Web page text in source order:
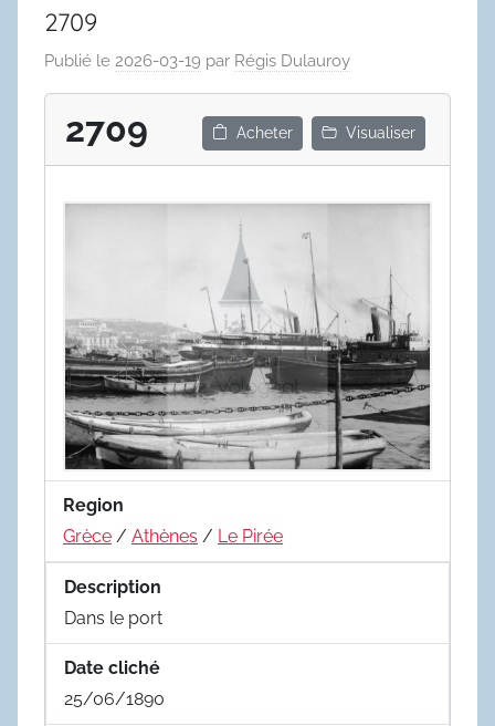
2709
Publié le 2026-03-19 par Régis Dulauroy
2709 Acheter Visualiser
Region
Grèce / Athènes / Le Pirée
Description
Dans le port
Date cliché
25/06/1890